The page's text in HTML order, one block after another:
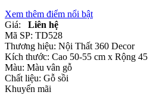
Xem thêm điểm nổi bật
Giá:
Liên hệ
Mã SP: TD528
Thương hiệu: Nội Thất 360 Decor
Kích thước: Cao 50-55 cm x Rộng 45
Màu: Màu vân gỗ
Chất liệu: Gỗ sồi
Khuyến mãi